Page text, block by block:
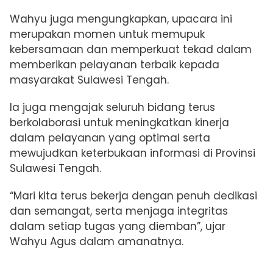
Wahyu juga mengungkapkan, upacara ini
merupakan momen untuk memupuk
kebersamaan dan memperkuat tekad dalam
memberikan pelayanan terbaik kepada
masyarakat Sulawesi Tengah.
Ia juga mengajak seluruh bidang terus
berkolaborasi untuk meningkatkan kinerja
dalam pelayanan yang optimal serta
mewujudkan keterbukaan informasi di Provinsi
Sulawesi Tengah.
“Mari kita terus bekerja dengan penuh dedikasi
dan semangat, serta menjaga integritas
dalam setiap tugas yang diemban”, ujar
Wahyu Agus dalam amanatnya.